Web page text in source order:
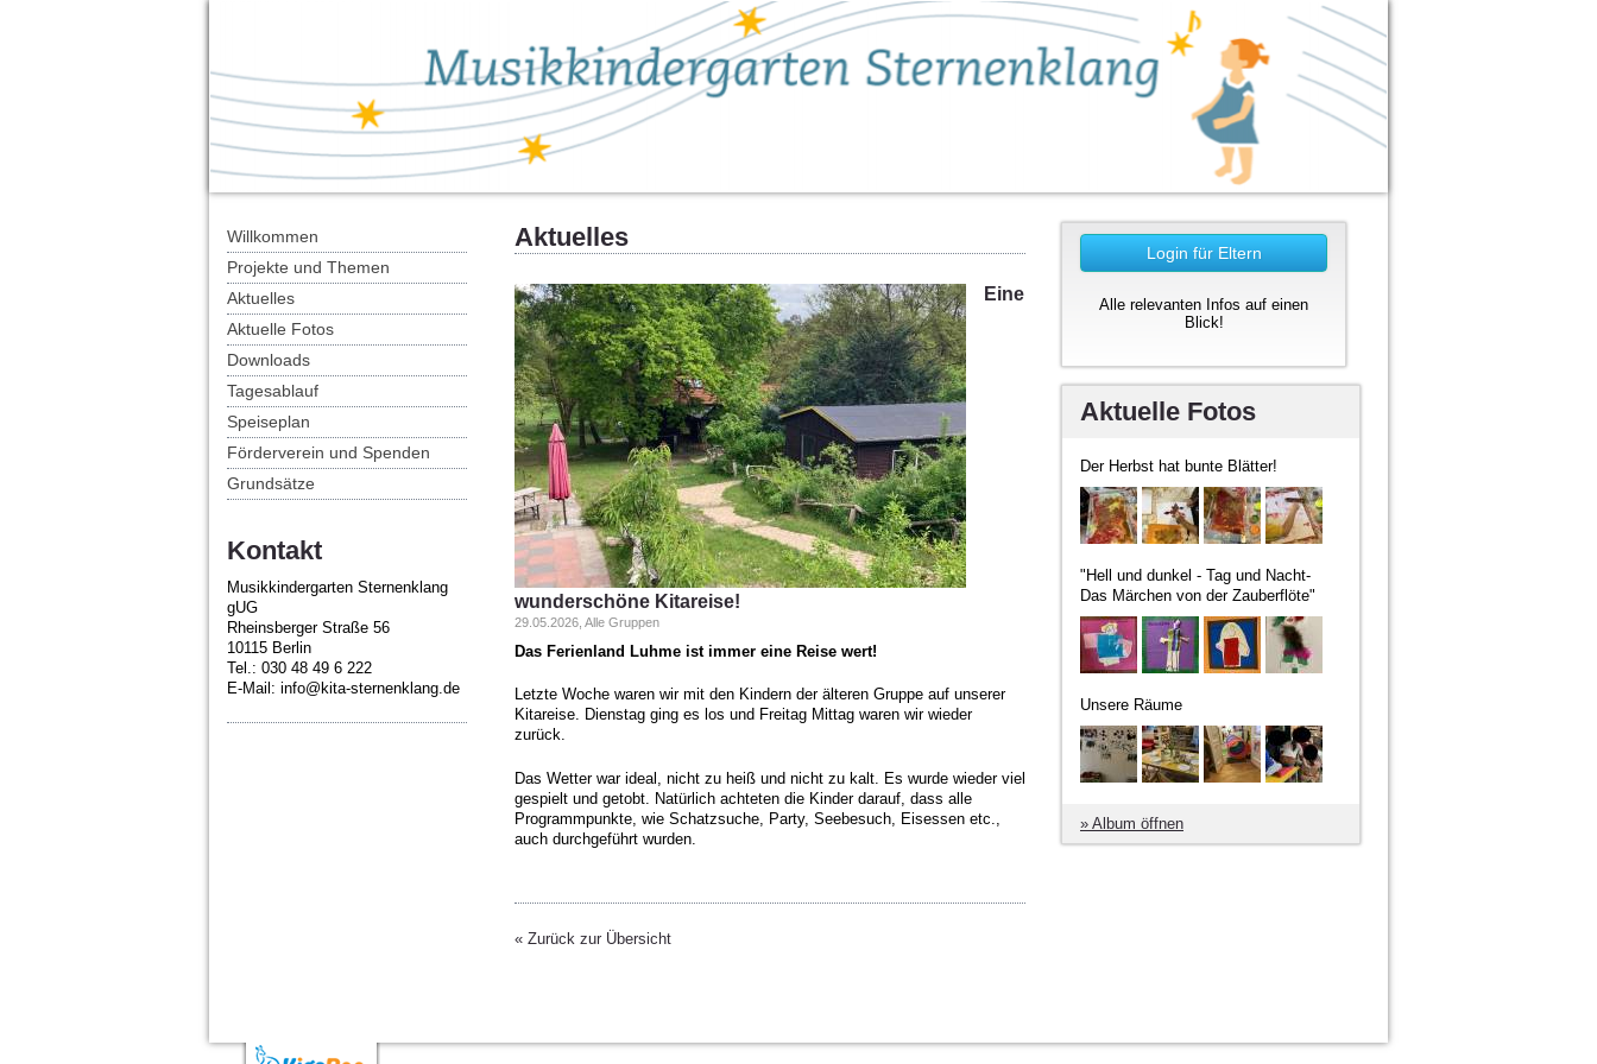
Willkommen
Projekte und Themen
Aktuelles
Aktuelle Fotos
Downloads
Tagesablauf
Speiseplan
Förderverein und Spenden
Grundsätze
Kontakt
Musikkindergarten Sternenklang
gUG
Rheinsberger Straße 56
10115 Berlin
Tel.: 030 48 49 6 222
E-Mail: info@kita-sternenklang.de
Aktuelles
Eine
wunderschöne Kitareise!
29.05.2026, Alle Gruppen
Das Ferienland Luhme ist immer eine Reise wert!
Letzte Woche waren wir mit den Kindern der älteren Gruppe auf unserer
Kitareise. Dienstag ging es los und Freitag Mittag waren wir wieder
zurück.
Das Wetter war ideal, nicht zu heiß und nicht zu kalt. Es wurde wieder viel
gespielt und getobt. Natürlich achteten die Kinder darauf, dass alle
Programmpunkte, wie Schatzsuche, Party, Seebesuch, Eisessen etc.,
auch durchgeführt wurden.
« Zurück zur Übersicht
Login für Eltern
Alle relevanten Infos auf einen
Blick!
Aktuelle Fotos
Der Herbst hat bunte Blätter!
"Hell und dunkel - Tag und Nacht-
Das Märchen von der Zauberflöte"
Unsere Räume
» Album öffnen